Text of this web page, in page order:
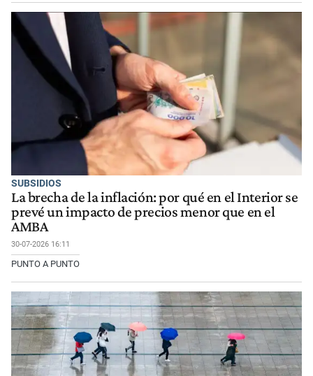
SUBSIDIOS
La brecha de la inflación: por qué en el Interior se
prevé un impacto de precios menor que en el
AMBA
30-07-2026 16:11
PUNTO A PUNTO